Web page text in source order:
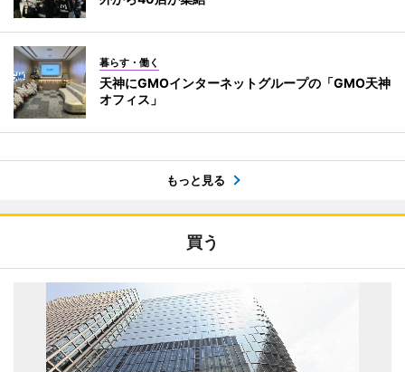
暮らす・働く
天神にGMOインターネットグループの「GMO天神
オフィス」
もっと見る
買う